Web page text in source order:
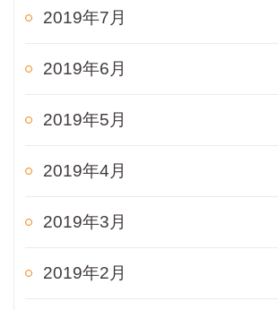
2019年7月
2019年6月
2019年5月
2019年4月
2019年3月
2019年2月